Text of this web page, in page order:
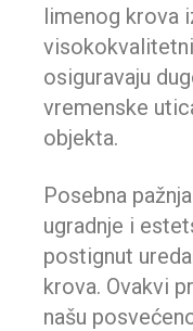
limenog krova
osiguravaju
vremenske
objekta.
Posebna
ugradnje i
postignut
krova. Ovakvi
našu